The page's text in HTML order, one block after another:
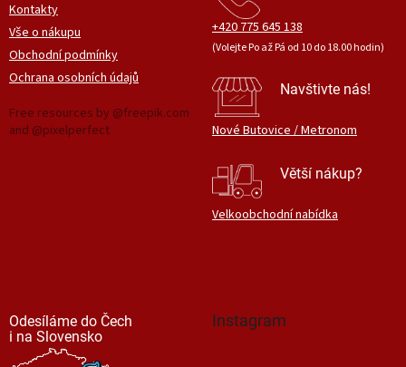
Kontakty
Vše o nákupu
Obchodní podmínky
Ochrana osobních údajů
Free resources by @freepik.com
and @pixelperfect
+420 775 645 138
(Volejte Po až Pá od 10 do 18.00 hodin)
Navštivte nás!
Nové Butovice / Metronom
Větší nákup?
Velkoobchodní nabídka
Odesíláme do Čech
i na Slovensko
Instagram